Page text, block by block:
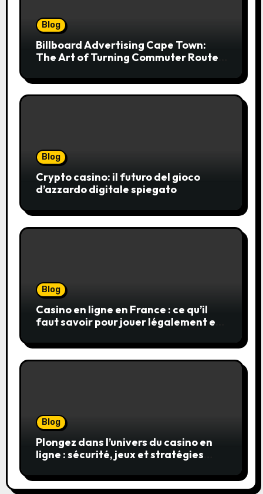
Blog
Billboard Advertising Cape Town:
The Art of Turning Commuter Routes
Blog
Crypto casino: il futuro del gioco
d’azzardo digitale spiegato
Blog
Casino en ligne en France : ce qu’il
faut savoir pour jouer légalement et
Blog
Plongez dans l’univers du casino en
ligne : sécurité, jeux et stratégies